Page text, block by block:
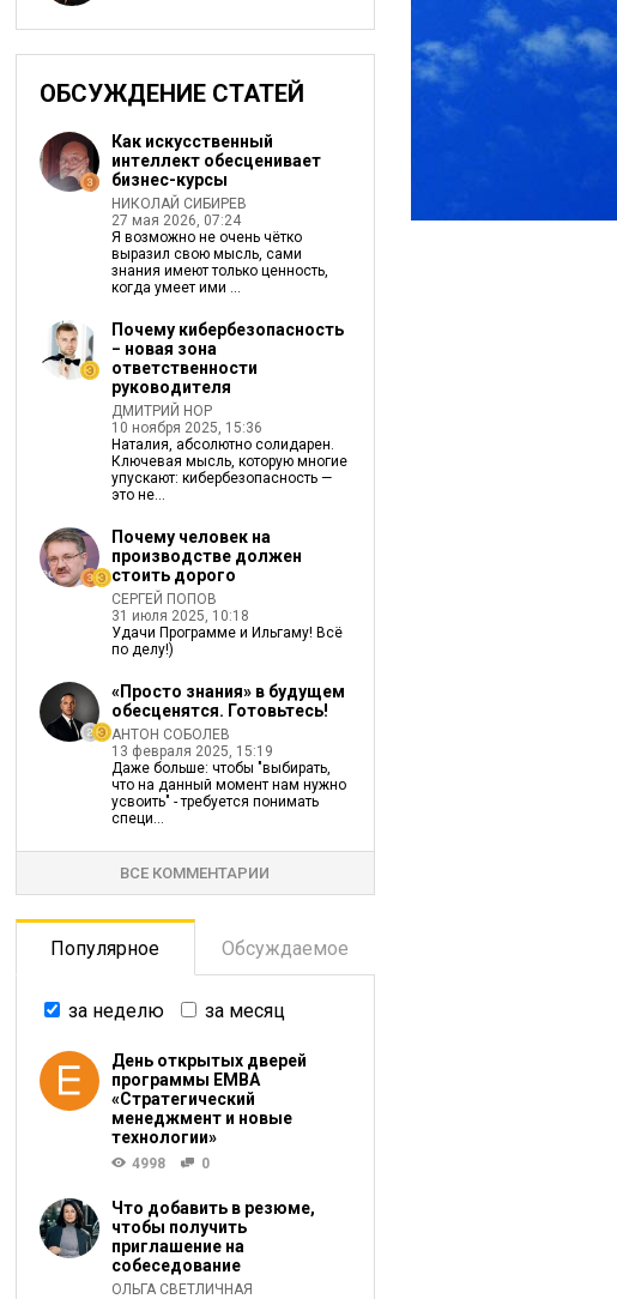
ОБСУЖДЕНИЕ СТАТЕЙ
Как искусственный
интеллект обесценивает
бизнес-курсы
НИКОЛАЙ СИБИРЕВ
27 мая 2026, 07:24
Я возможно не очень чётко
выразил свою мысль, сами
знания имеют только ценность,
когда умеет ими ...
Почему кибербезопасность
− новая зона
ответственности
руководителя
ДМИТРИЙ НОР
10 ноября 2025, 15:36
Наталия, абсолютно солидарен.
Ключевая мысль, которую многие
упускают: кибербезопасность —
это не...
Почему человек на
производстве должен
стоить дорого
СЕРГЕЙ ПОПОВ
31 июля 2025, 10:18
Удачи Программе и Ильгаму! Всё
по делу!)
«Просто знания» в будущем
обесценятся. Готовьтесь!
АНТОН СОБОЛЕВ
13 февраля 2025, 15:19
Даже больше: чтобы "выбирать,
что на данный момент нам нужно
усвоить" - требуется понимать
специ...
ВСЕ КОММЕНТАРИИ
Популярное Обсуждаемое
за неделю за месяц
День открытых дверей
программы ЕМВА
«Стратегический
менеджмент и новые
технологии»
4998 0
Что добавить в резюме,
чтобы получить
приглашение на
собеседование
ОЛЬГА СВЕТЛИЧНАЯ